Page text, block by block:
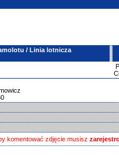
/ Linia lotnicza
komentować zdjęcie musisz